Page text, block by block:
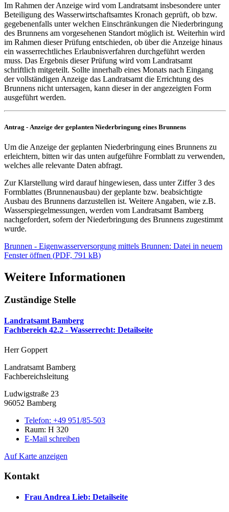
Im Rahmen der Anzeige wird vom Landratsamt insbesondere unter
Beteiligung des Wasserwirtschaftsamtes Kronach geprüft, ob bzw.
gegebenenfalls unter welchen Einschränkungen die Niederbringung
des Brunnens am vorgesehenen Standort möglich ist. Weiterhin wird
im Rahmen dieser Prüfung entschieden, ob über die Anzeige hinaus
ein wasserrechtliches Erlaubnisverfahren durchgeführt werden
muss. Das Ergebnis dieser Prüfung wird vom Landratsamt
schriftlich mitgeteilt. Sollte innerhalb eines Monats nach Eingang
der vollständigen Anzeige das Landratsamt die Errichtung des
Brunnens nicht untersagen, kann dieser in der angezeigten Form
ausgeführt werden.
Antrag - Anzeige der geplanten Niederbringung eines Brunnens
Um die Anzeige der geplanten Niederbringung eines Brunnens zu
erleichtern, bitten wir das unten aufgeführe Formblatt zu verwenden,
welches alle relevante Daten abfragt.
Zur Klarstellung wird darauf hingewiesen, dass unter Ziffer 3 des
Formblattes (Brunnenausbau) der geplante bzw. beabsichtigte
Ausbau des Brunnens darzustellen ist. Weitere Angaben, wie z.B.
Wasserspiegelmessungen, werden vom Landratsamt Bamberg
nachgefordert, sofern der Niederbringung des Brunnens zugestimmt
wurde.
Brunnen - Eigenwasserversorgung mittels Brunnen: Datei in neuem
Fenster öffnen (PDF, 791 kB)
Weitere Informationen
Zuständige Stelle
Landratsamt Bamberg
Fachbereich 42.2 - Wasserrecht: Detailseite
Herr Goppert
Landratsamt Bamberg
Fachbereichsleitung
Ludwigstraße 23
96052 Bamberg
Telefon: +49 951/85-503
Raum: H 320
E-Mail schreiben
Auf Karte anzeigen
Kontakt
Frau Andrea Lieb: Detailseite